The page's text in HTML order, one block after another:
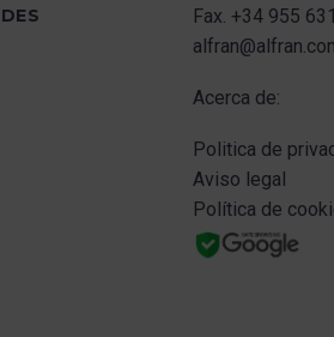
Fax. +34 955
Acerca de:
Politica de
Aviso legal
Política de